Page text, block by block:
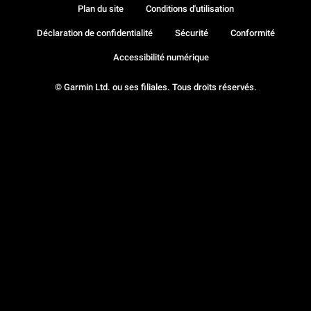
© Garmin Ltd. ou ses filiales. Tous droits réservés.
Plan du site Conditions d'utilisation
Déclaration de confidentialité Sécurité Conformité
Accessibilité numérique